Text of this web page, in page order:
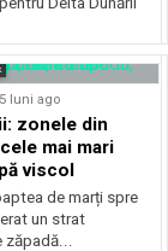
5 luni ago
zonele din
mai mari
viscol
de marți spre
un strat
zăpadă...